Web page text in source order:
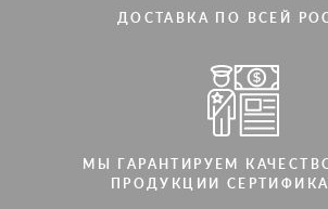
ДОСТАВКА ПО ВСЕЙ
МЫ ГАРАНТИРУЕМ
ПРОДУКЦИИ